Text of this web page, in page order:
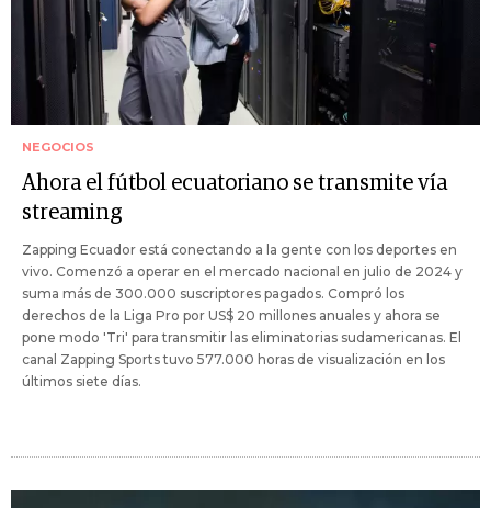
NEGOCIOS
Ahora el fútbol ecuatoriano se transmite vía
streaming
Zapping Ecuador está conectando a la gente con los deportes en
vivo. Comenzó a operar en el mercado nacional en julio de 2024 y
suma más de 300.000 suscriptores pagados. Compró los
derechos de la Liga Pro por US$ 20 millones anuales y ahora se
pone modo 'Tri' para transmitir las eliminatorias sudamericanas. El
canal Zapping Sports tuvo 577.000 horas de visualización en los
últimos siete días.